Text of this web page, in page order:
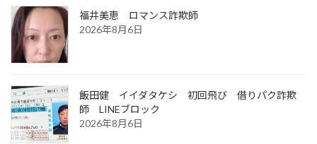
福井美恵 ロマンス詐欺師
2026年8月6日
飯田健 イイダタケシ 初回飛び 借りパク詐欺
師 LINEブロック
2026年8月6日